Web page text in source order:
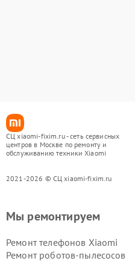
СЦ xiaomi-fixim.ru - сеть сервисных
центров в Москве по ремонту и
обслуживанию техники Xiaomi
2021-2026 © СЦ xiaomi-fixim.ru
Мы ремонтируем
Ремонт телефонов Xiaomi
Ремонт роботов-пылесосов